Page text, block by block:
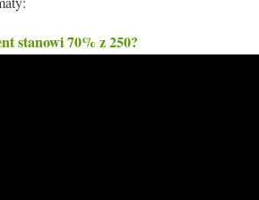
stanowi 70% z 250?